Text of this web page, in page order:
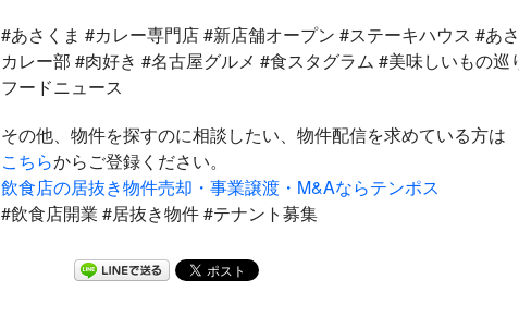
#あさくま #カレー専門店 #新店舗オープン #ステーキハウス #あ
カレー部 #肉好き #名古屋グルメ #食スタグラム #美味しいもの
フードニュース
その他、物件を探すのに相談したい、物件配信を求めている方は
こちらからご登録ください。
飲食店の居抜き物件売却・事業譲渡・M&Aならテンポス
#飲食店開業 #居抜き物件 #テナント募集